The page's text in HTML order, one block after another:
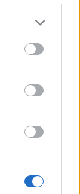
Google
may click to
tags to
Google
«Habemus
Πέτρου
Πρέβοστ.